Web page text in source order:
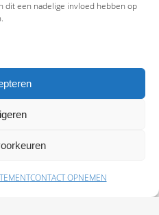
een nadelige invloed hebben op
CONTACT OPNEMEN
maken Polissen